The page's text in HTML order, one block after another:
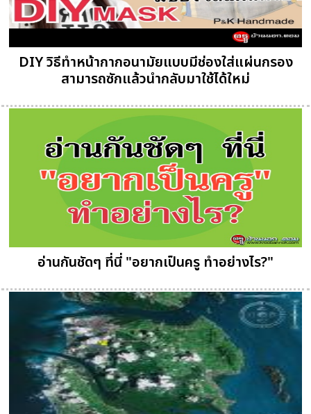
DIY วิธีทำหน้ากากอนามัยแบบมีช่องใส่แผ่นกรอง
สามารถซักแล้วนำกลับมาใช้ได้ใหม่
อ่านกันชัดๆ ที่นี่ "อยากเป็นครู ทำอย่างไร?"